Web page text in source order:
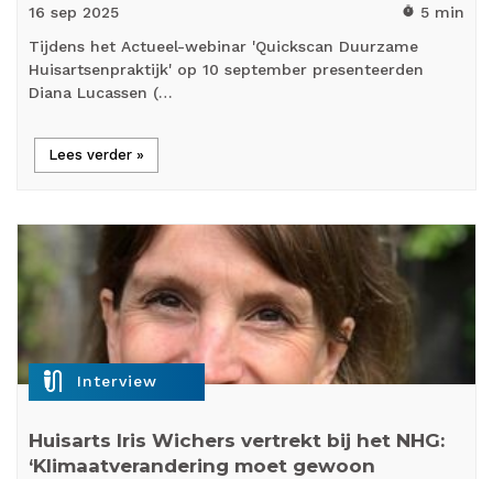
16 sep 2025 timer 5 min
Tijdens het Actueel-webinar 'Quickscan Duurzame
Huisartsenpraktijk' op 10 september presenteerden
Diana Lucassen (…
Lees verder »
mic_external_on Interview
Huisarts Iris Wichers vertrekt bij het NHG:
‘Klimaatverandering moet gewoon